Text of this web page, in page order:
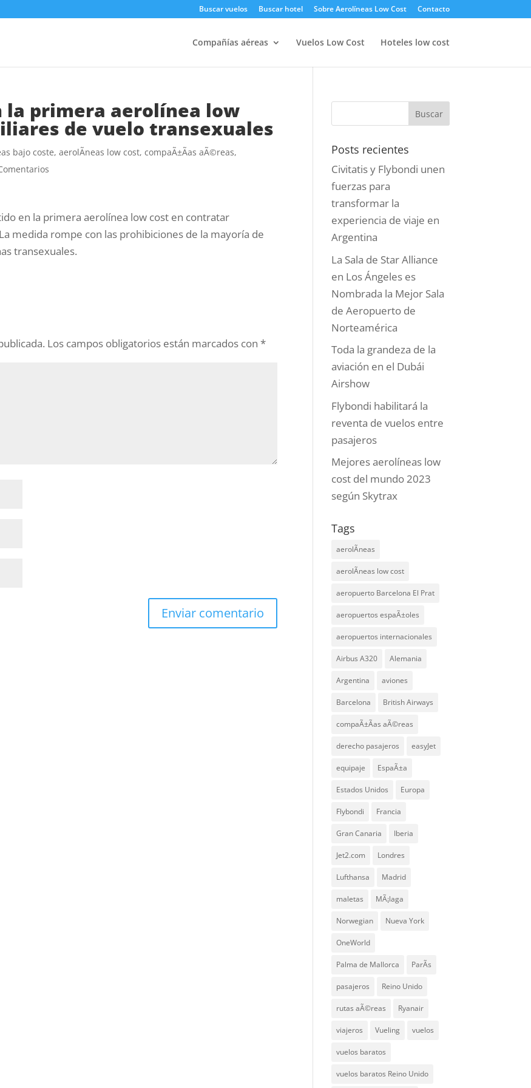
Buscar vuelos Buscar hotel Sobre Aerolíneas Low Cost Contacto
Compañías aéreas Vuelos Low Cost Hoteles low cost
la primera aerolínea low
de vuelo transexuales
bajo coste,aerolÃ­neas low cost,compaÃ±Ã­as aÃ©reas,
en la primera aerolínea low cost en contratar
medida rompe con las prohibiciones de la mayoría de
transexuales.
Los campos obligatorios están marcados con*
Posts recientes
Civitatis y Flybondi unen
fuerzas para
transformar la
experiencia de viaje en
Argentina
La Sala de Star Alliance
en Los Ángeles es
Nombrada la Mejor Sala
de Aeropuerto de
Norteamérica
Toda la grandeza de la
aviación en el Dubái
Airshow
Flybondi habilitará la
reventa de vuelos entre
pasajeros
Mejores aerolíneas low
cost del mundo 2023
según Skytrax
Tags
aerolÃ­neas
aerolÃ­neas low cost
aeropuerto Barcelona El Prat
aeropuertos espaÃ±oles
aeropuertos internacionales
Airbus A320 Alemania
Argentina aviones
Barcelona British Airways
compaÃ±Ã­as aÃ©reas
derecho pasajeros easyJet
equipaje EspaÃ±a
Estados Unidos Europa
Flybondi Francia
Gran Canaria Iberia
Jet2.com Londres
Lufthansa Madrid
maletas MÃ¡laga
Norwegian Nueva York
OneWorld
Palma de Mallorca ParÃ­s
pasajeros Reino Unido
rutas aÃ©reas Ryanair
viajeros Vueling vuelos
vuelos baratos
vuelos baratos Reino Unido